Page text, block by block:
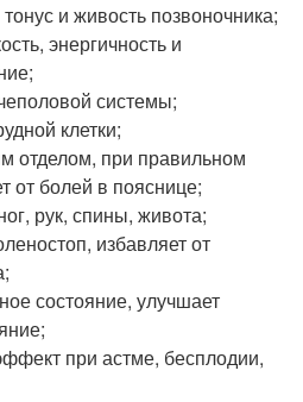
и живость позвоночника;
энергичность и
системы;
клетки;
отделом, при правильном
от болей в пояснице;
рук, спины, живота;
избавляет от
состояние, улучшает
при астме, бесплодии,